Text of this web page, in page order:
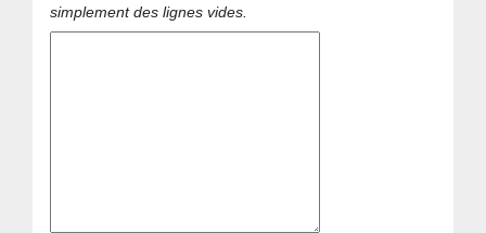
simplement des lignes vides.